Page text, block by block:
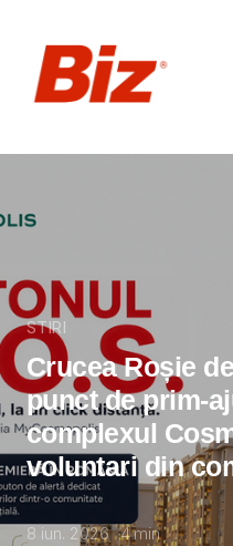
STIRI
Crucea Roșie
punct de prim-
complexul
voluntari din
8 iun. 2026 4min